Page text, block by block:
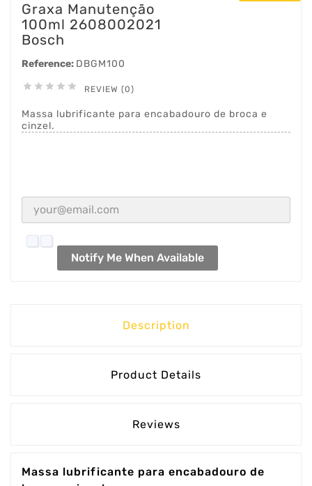
Graxa Manutenção
100ml 2608002021
Bosch
Reference: DBGM100
     REVIEW (0)
Massa lubrificante para encabadouro de broca e
cinzel.
Notify Me When Available
Description
Product Details
Reviews
Massa lubrificante para encabadouro de